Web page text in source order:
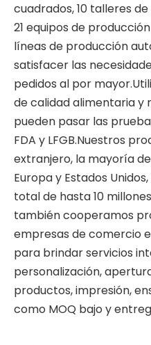
cuadrados, 10 talleres
21 equipos de
líneas de producción
satisfacer las
pedidos al por
de calidad alimentaria y
pueden pasar las
FDA y LFGB.Nuestros
extranjero, la mayoría
Europa y Estados
total de hasta 10
también cooperamos
empresas de comercio
para brindar servicios
personalización,
productos, impresión,
como MOQ bajo y